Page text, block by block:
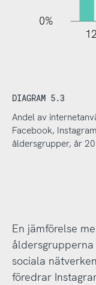
0%
DIAGRAM 5.3
Andel av
Facebook,
åldersgrupper, år
En jämförelse
sociala
föredrar